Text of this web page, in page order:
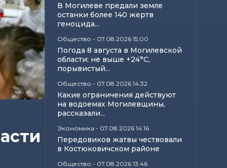
В Могилеве предали земле
останки более 140 жертв
геноцида...
Общество - 07.08.2026 15:00
Погода 8 августа в Могилевской
области: не выше +24°С,
порывистый...
Общество - 07.08.2026 14:32
Какие ограничения действуют
на водоемах Могилевщины,
рассказали...
Экономика - 07.08.2026 14:16
Передовиков жатвы чествовали
в Костюковичском районе
Общество - 07.08.2026 13:46